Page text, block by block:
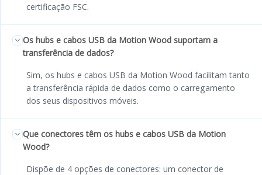
certificação FSC.
Os hubs e cabos USB da Motion Wood suportam a
transferência de dados?
Sim, os hubs e cabos USB da Motion Wood facilitam tanto
a transferência rápida de dados como o carregamento
dos seus dispositivos móveis.
Que conectores têm os hubs e cabos USB da Motion
Wood?
Dispõe de 4 opções de conectores: um conector de